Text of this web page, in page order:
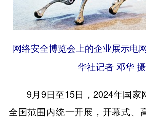
网络安全博览会上的企业展示电
华社记者 邓华 摄
9月9日至15日，2024年国家
全国范围内统一开展，开幕式、